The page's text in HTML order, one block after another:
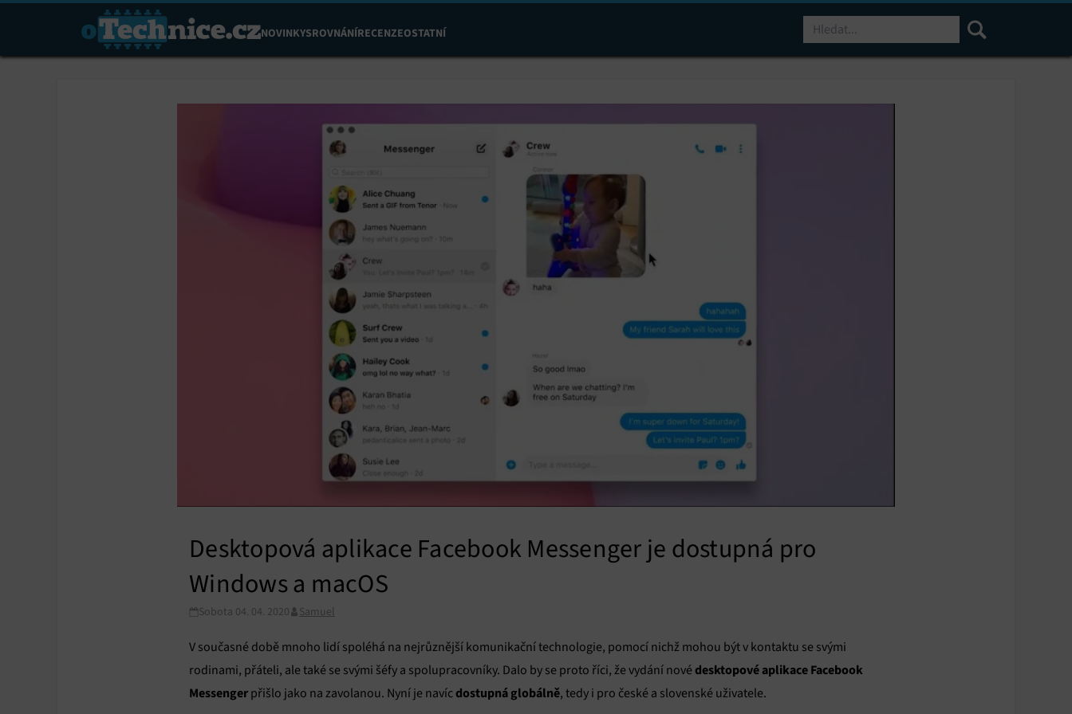
NOVINKYSROVNÁNÍRECENZEOSTATNÍ
Desktopová aplikace Facebook Messenger je dostupná pro
Windows a macOS
Sobota 04. 04. 2020 Samuel
V současné době mnoho lidí spoléhá na nejrůznější komunikační technologie, pomocí nichž mohou být v kontaktu se svými
rodinami, přáteli, ale také se svými šéfy a spolupracovníky. Dalo by se proto říci, že vydání nové desktopové aplikace Facebook
Messenger přišlo jako na zavolanou. Nyní je navícdostupná globálně, tedy i pro české a slovenské uživatele.